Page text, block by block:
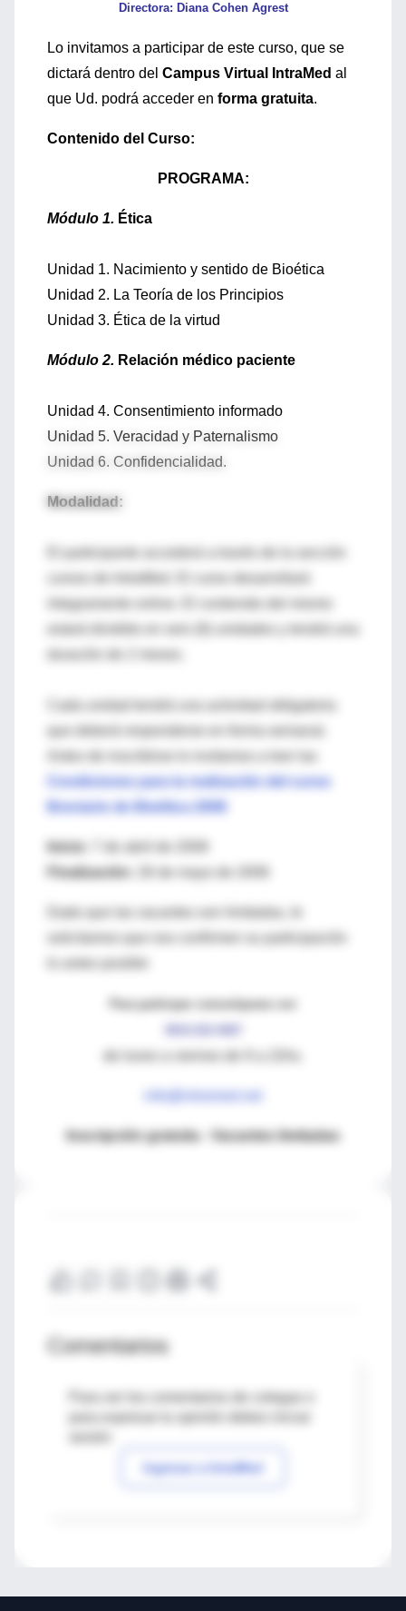
Directora: Diana Cohen Agrest
Lo invitamos a participar de este curso, que se
dictará dentro del Campus Virtual IntraMed al
que Ud. podrá acceder en forma gratuita.
Contenido del Curso:
PROGRAMA:
Módulo 1. Ética
Unidad 1. Nacimiento y sentido de Bioética
Unidad 2. La Teoría de los Principios
Unidad 3. Ética de la virtud
Módulo 2. Relación médico paciente
Unidad 4. Consentimiento informado
Unidad 5. Veracidad y Paternalismo
Unidad 6. Confidencialidad.
Modalidad:
íntegramente online. El contenido del mismo
Cada unidad tendrá una actividad obligatoria
Condiciones para la realización del curso
Breviario de Bioética 2008
Inicio:
Finalización:
26 de mayo de 2008
Inscripción gratuita - Vacantes limitadas
Comentarios
Para ver los comentarios de colegas o
Ingresar a IntraMed